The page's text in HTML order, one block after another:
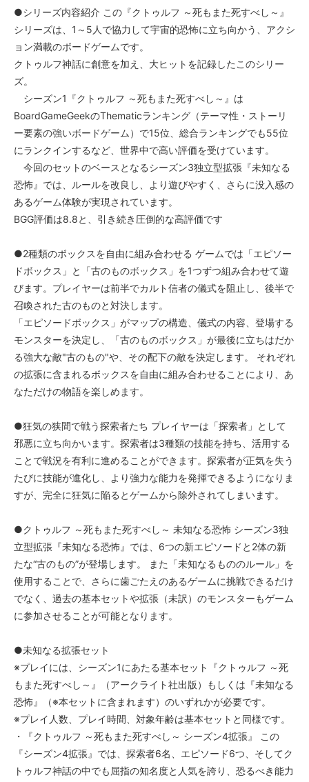
●シリーズ内容紹介 この『クトゥルフ ～死もまた死すべし～』
シリーズは、1～5人で協力して宇宙的恐怖に立ち向かう、アクシ
ョン満載のボードゲームです。
クトゥルフ神話に創意を加え、大ヒットを記録したこのシリー
ズ。
シーズン1『クトゥルフ ～死もまた死すべし～』は
BoardGameGeekのThematicランキング（テーマ性・ストーリ
ー要素の強いボードゲーム）で15位、総合ランキングでも55位
にランクインするなど、世界中で高い評価を受けています。
今回のセットのベースとなるシーズン3独立型拡張『未知なる
恐怖』では、ルールを改良し、より遊びやすく、さらに没入感の
あるゲーム体験が実現されています。
BGG評価は8.8と、引き続き圧倒的な高評価です
●2種類のボックスを自由に組み合わせる ゲームでは「エピソー
ドボックス」と「古のものボックス」を1つずつ組み合わせて遊
びます。プレイヤーは前半でカルト信者の儀式を阻止し、後半で
召喚された古のものと対決します。
「エピソードボックス」がマップの構造、儀式の内容、登場する
モンスターを決定し、「古のものボックス」が最後に立ちはだか
る強大な敵"古のもの"や、その配下の敵を決定します。 それぞれ
の拡張に含まれるボックスを自由に組み合わせることにより、あ
なただけの物語を楽しめます。
●狂気の狭間で戦う探索者たち プレイヤーは「探索者」として
邪悪に立ち向かいます。探索者は3種類の技能を持ち、活用する
ことで戦況を有利に進めることができます。探索者が正気を失う
たびに技能が進化し、より強力な能力を発揮できるようになりま
すが、完全に狂気に陥るとゲームから除外されてしまいます。
●クトゥルフ ～死もまた死すべし～ 未知なる恐怖 シーズン3独
立型拡張『未知なる恐怖』では、6つの新エピソードと2体の新
たな“古のもの”が登場します。 また「未知なるもののルール」を
使用することで、さらに歯ごたえのあるゲームに挑戦できるだけ
でなく、過去の基本セットや拡張（未訳）のモンスターもゲーム
に参加させることが可能となります。
●未知なる拡張セット
※プレイには、シーズン1にあたる基本セット『クトゥルフ ～死
もまた死すべし～』（アークライト社出版）もしくは『未知なる
恐怖』（※本セットに含まれます）のいずれかが必要です。
※プレイ人数、プレイ時間、対象年齢は基本セットと同様です。
・『クトゥルフ ～死もまた死すべし～ シーズン4拡張』 この
『シーズン4拡張』では、探索者6名、エピソード6つ、そしてク
トゥルフ神話の中でも屈指の知名度と人気を誇り、恐るべき能力